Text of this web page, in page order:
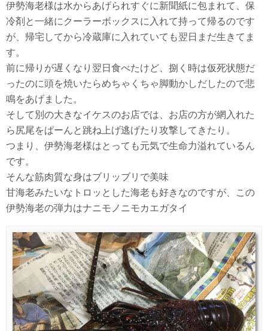
伊勢海老様は水からあげられすぐに新聞紙に包まれて、保
冷剤と一緒にクーラーボックスに入れて持って帰るのです
が、帰宅してから冷蔵庫に入れていても翌日まだ生きてま
す。
前に帰りが遅くなり翌日食べたけど、捌く時は仮死状態だ
ったのに頭を焼いたらめちゃくちゃ脚動かしだしたので悲
鳴をあげました。
そして別の大きなイケスのお店では、お店の方が網入れた
ら尻尾をぱーんと跳ね上げ逃げたり攻撃してきたり。
つまり、伊勢海老様はとっても元気で生命力溢れているん
です。
そんな筋肉質な身はブリッブリで美味
甘海老みたいなトロッとした海老も好きなのですが、この
伊勢海老の弾力はナニモノニモカエガタイ